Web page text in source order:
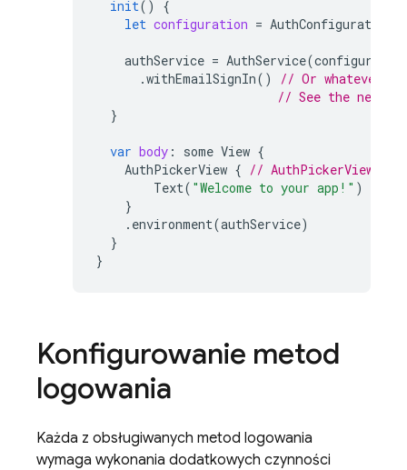
init()
{
let configuration = AuthConfiguration
authService = AuthService(
.withEmailSignIn()
// Or whatever
// See the next
}
var body : some View {
AuthPickerView { // AuthPickerView
Text( "Welcome to your app!" )
}
. environment(authService)
}
}
Konfigurowanie metod
logowania
Każda z obsługiwanych metod logowania
wymaga wykonania dodatkowych czynności